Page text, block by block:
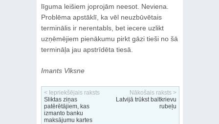
līguma leišiem joprojām neesot. Neviena.
Problēma apstāklī, ka vēl neuzbūvētais
terminālis ir nerentabls, bet iecere uzlikt
uzņēmējiem pienākumu pirkt gāzi tieši no šā
termināļa jau apstrīdēta tiesā.
Imants Vīksne
< Iepriekšējais raksts
Sliktas ziņas
patērētājiem, kas
izmanto banku
maksājumu kartes
Nākošais raksts >
Latvijā trūkst baltkrievu
rubeļu